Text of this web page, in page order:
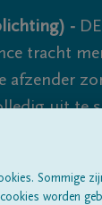
-
tracht
uit te
Sommige
worden